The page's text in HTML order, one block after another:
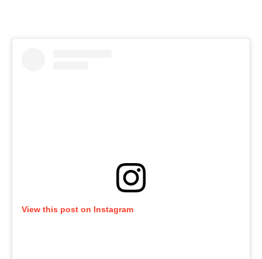
View this post on Instagram